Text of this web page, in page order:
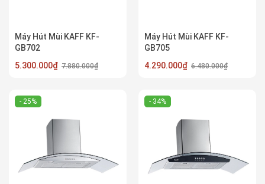
Máy Hút Mùi KAFF KF-
GB702
5.300.000₫ 7.880.000₫
Máy Hút Mùi KAFF KF-
GB705
4.290.000₫ 6.480.000₫
- 25% - 34%